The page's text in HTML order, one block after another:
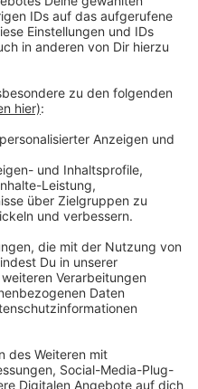
nicht. Seit 2003
Eifel" seine Späße
und Hörern im Radio.
am Ende mit lachen -
ihr nicht genug von
nun unter die Podcaster
rund um die Uhr zur
außerdem den
in längerer
und ehemaligen
den letzten zwei
auch, wie es ihm